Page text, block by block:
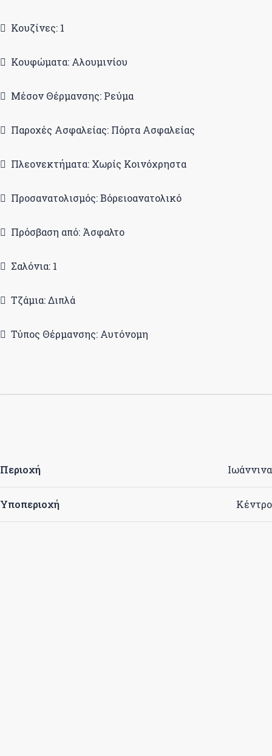
Κουζίνες: 1
Κουφώματα: Αλουμινίου
Μέσον Θέρμανσης: Ρεύμα
Παροχές Ασφαλείας: Πόρτα Ασφαλείας
Πλεονεκτήματα: Χωρίς Κοινόχρηστα
Προσανατολισμός: Βόρειοανατολικό
Πρόσβαση από: Άσφαλτο
Σαλόνια: 1
Τζάμια: Διπλά
Τύπος Θέρμανσης: Αυτόνομη
Περιοχή Ιωάννινα
Υποπεριοχή Κέντρο